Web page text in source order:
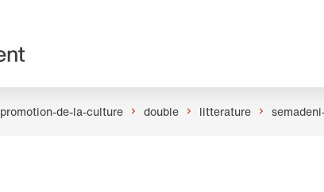
promotion-de-la-culture double litterature